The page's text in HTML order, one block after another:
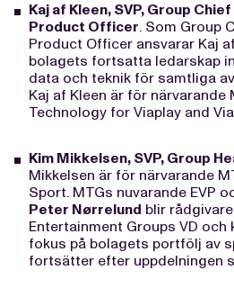
Kaj af Kleen, SVP, Group
Product Officer. Som Group
Product Officer ansvarar Kaj
bolagets fortsatta ledarskap
data och teknik för samtliga
Kaj af Kleen är för närvarande
Technology for Viaplay and
Kim Mikkelsen, SVP, Group
Mikkelsen är för närvarande
Sport. MTGs nuvarande EVP
Peter Nørrelund blir
Entertainment Groups VD och
fokus på bolagets portfölj av
fortsätter efter uppdelningen